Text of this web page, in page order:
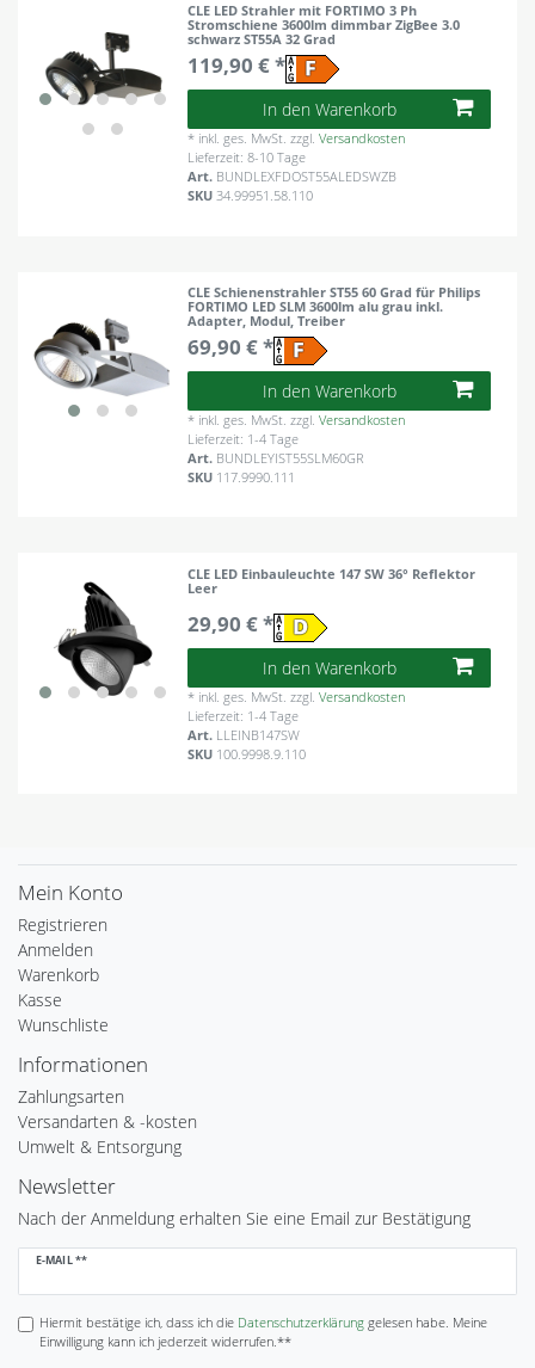
CLE LED Strahler mit FORTIMO 3 Ph
Stromschiene 3600lm dimmbar ZigBee 3.0
schwarz ST55A 32 Grad
119,90 € *
In den Warenkorb
* inkl. ges. MwSt. zzgl.Versandkosten
Lieferzeit: 8-10 Tage
Art. BUNDLEXFDOST55ALEDSWZB
SKU34.99951.58.110
CLE Schienenstrahler ST55 60 Grad für Philips
FORTIMO LED SLM 3600lm alu grau inkl.
Adapter, Modul, Treiber
69,90 € *
In den Warenkorb
* inkl. ges. MwSt. zzgl.Versandkosten
Lieferzeit: 1-4 Tage
Art. BUNDLEYIST55SLM60GR
SKU 117.9990.111
CLE LED Einbauleuchte 147 SW 36° Reflektor
Leer
29,90 € *
In den Warenkorb
* inkl. ges. MwSt. zzgl.Versandkosten
Lieferzeit: 1-4 Tage
Art. LLEINB147SW
SKU 100.9998.9.110
Mein Konto
Registrieren
Anmelden
Warenkorb
Kasse
Wunschliste
Informationen
Zahlungsarten
Versandarten & -kosten
Umwelt & Entsorgung
Newsletter
Nach der Anmeldung erhalten Sie eine Email zur Bestätigung
E-MAIL **
Newsletter
Hiermit bestätige ich, dass ich die Daten­schutz­erklärunggelesen habe. Meine
Einwilligung kann ich jederzeit widerrufen.**